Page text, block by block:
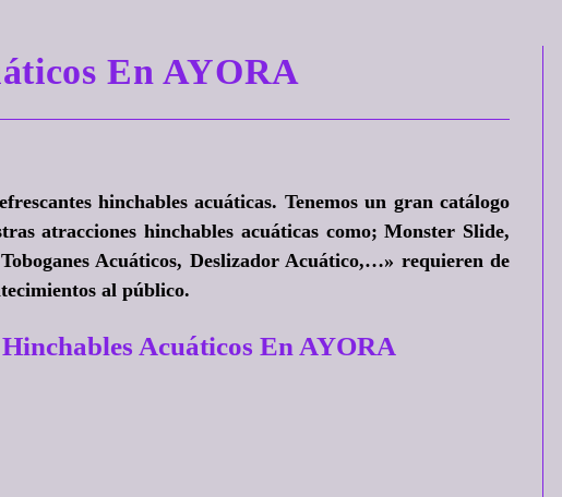
En AYORA
hinchables acuáticas. Tenemos un gran catálogo
atracciones hinchables acuáticas como; Monster Slide,
Acuáticos, Deslizador Acuático,…» requieren de
al público.
Acuáticos En AYORA